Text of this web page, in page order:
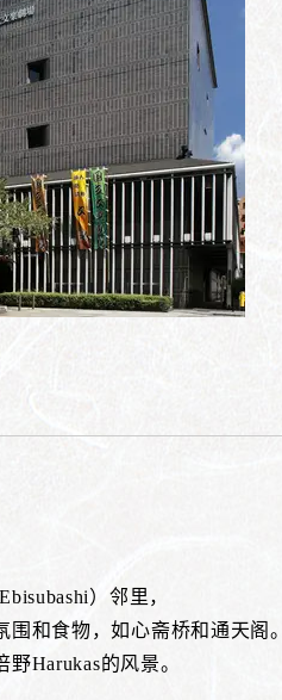
）邻里，
和食物，如心斋桥和通天阁。
Harukas的风景。